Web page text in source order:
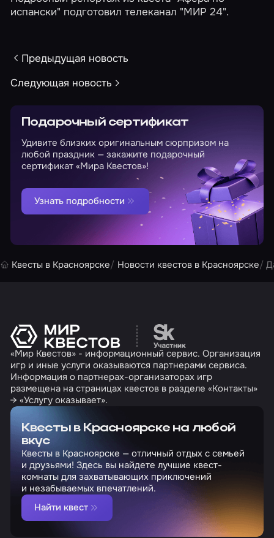
испански" подготовил телеканал "МИР 24".
Предыдущая новость
Следующая новость
Подарочный сертификат
Удивите близких оригинальным сюрпризом на
любой праздник — закажите подарочный
сертификат «Мира Квестов»!
Узнать подробности
Квесты в Красноярске Новости квестов в Красноярске
Перейти на сайт
«Мир Квестов» - информационный сервис. Организация
игр и иные услуги оказываются партнерами сервиса.
Информация о партнерах-организаторах игр
размещена на страницах квестов в разделе «Контакты»
→ «Услугу оказывает».
Квесты в Красноярске на любой
вкус
Квесты в Красноярске — отличный отдых с семьей
и друзьями! Здесь вы найдете лучшие квест-
комнаты для захватывающих приключений
и незабываемых впечатлений.
Найти квест